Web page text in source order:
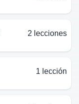
2 lecciones
1 lección